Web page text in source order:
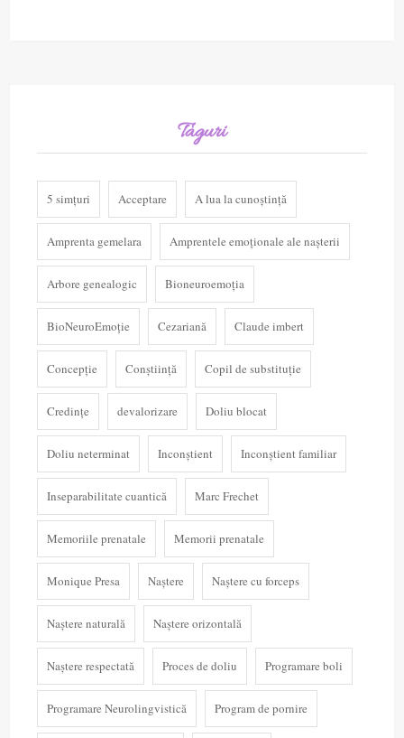
Taguri
5 simțuri Acceptare A lua la cunoștință
Amprenta gemelara Amprentele emoționale ale nașterii
Arbore genealogic Bioneuroemoția
BioNeuroEmoție Cezariană Claude imbert
Concepție Conștiință Copil de substituție
Credințe devalorizare Doliu blocat
Doliu neterminat Inconștient Inconștient familiar
Inseparabilitate cuantică Marc Frechet
Memoriile prenatale Memorii prenatale
Monique Presa Naștere Naștere cu forceps
Naștere naturală Naștere orizontală
Naștere respectată Proces de doliu Programare boli
Programare Neurolingvistică Program de pornire